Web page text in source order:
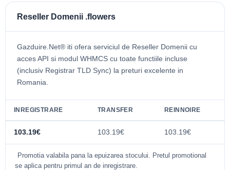
Reseller Domenii .flowers
Gazduire.Net® iti ofera serviciul de Reseller Domenii cu
acces API si modul WHMCS cu toate functiile incluse
(inclusiv Registrar TLD Sync) la preturi excelente in
Romania.
INREGISTRARE TRANSFER REINNOIRE
103.19€ 103.19€ 103.19€
Promotia valabila pana la epuizarea stocului. Pretul promotional
se aplica pentru primul an de inregistrare.